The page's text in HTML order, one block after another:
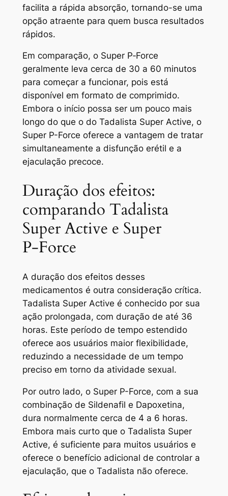
facilita a rápida absorção, tornando-se uma
opção atraente para quem busca resultados
rápidos.
Em comparação, o Super P‑Force
geralmente leva cerca de 30 a 60 minutos
para começar a funcionar, pois está
disponível em formato de comprimido.
Embora o início possa ser um pouco mais
longo do que o do Tadalista Super Active, o
Super P-Force oferece a vantagem de tratar
simultaneamente a disfunção erétil e a
ejaculação precoce.
Duração dos efeitos:
comparando Tadalista
Super Active e Super
P‑Force
A duração dos efeitos desses
medicamentos é outra consideração crítica.
Tadalista Super Active é conhecido por sua
ação prolongada, com duração de até 36
horas. Este período de tempo estendido
oferece aos usuários maior flexibilidade,
reduzindo a necessidade de um tempo
preciso em torno da atividade sexual.
Por outro lado, o Super P-Force, com a sua
combinação de Sildenafil e Dapoxetina,
dura normalmente cerca de 4 a 6 horas.
Embora mais curto que o Tadalista Super
Active, é suficiente para muitos usuários e
oferece o benefício adicional de controlar a
ejaculação, que o Tadalista não oferece.